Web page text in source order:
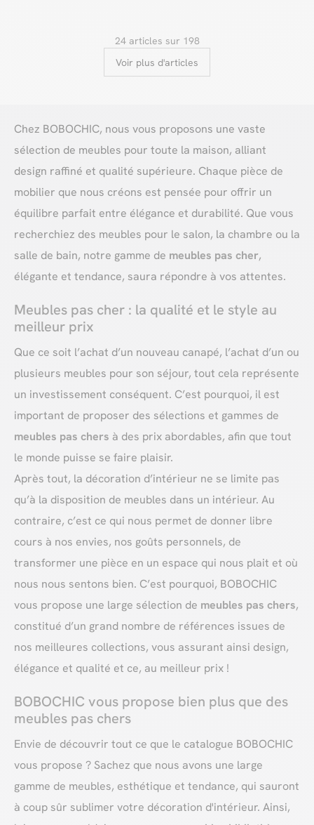
24 articles sur 198
Voir plus d'articles
Chez BOBOCHIC, nous vous proposons une vaste
sélection de meubles pour toute la maison, alliant
design raffiné et qualité supérieure. Chaque pièce de
mobilier que nous créons est pensée pour offrir un
équilibre parfait entre élégance et durabilité. Que vous
recherchiez des meubles pour le salon, la chambre ou la
salle de bain, notre gamme de meubles pas cher,
élégante et tendance, saura répondre à vos attentes.
Meubles pas cher : la qualité et le style au
meilleur prix
Que ce soit l’achat d’un nouveau canapé, l’achat d’un ou
plusieurs meubles pour son séjour, tout cela représente
un investissement conséquent. C’est pourquoi, il est
important de proposer des sélections et gammes de
meubles pas chers à des prix abordables, afin que tout
le monde puisse se faire plaisir.
Après tout, la décoration d’intérieur ne se limite pas
qu’à la disposition de meubles dans un intérieur. Au
contraire, c’est ce qui nous permet de donner libre
cours à nos envies, nos goûts personnels, de
transformer une pièce en un espace qui nous plait et où
nous nous sentons bien. C’est pourquoi, BOBOCHIC
vous propose une large sélection de meubles pas chers,
constitué d’un grand nombre de références issues de
nos meilleures collections, vous assurant ainsi design,
élégance et qualité et ce, au meilleur prix !
BOBOCHIC vous propose bien plus que des
meubles pas chers
Envie de découvrir tout ce que le catalogue BOBOCHIC
vous propose ? Sachez que nous avons une large
gamme de meubles, esthétique et tendance, qui sauront
à coup sûr sublimer votre décoration d'intérieur. Ainsi,